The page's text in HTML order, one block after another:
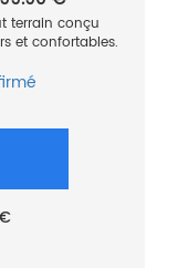
terrain conçu
et confortables.